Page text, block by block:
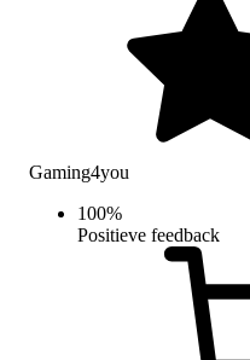
Gaming4you
100%
Positieve feedback